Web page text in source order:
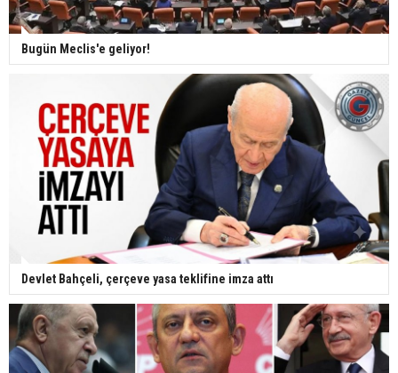
Bugün Meclis'e geliyor!
Devlet Bahçeli, çerçeve yasa teklifine imza attı